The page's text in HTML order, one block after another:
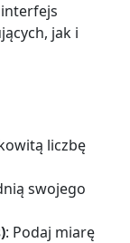
jak i
liczbę
swojego
: Podaj miarę